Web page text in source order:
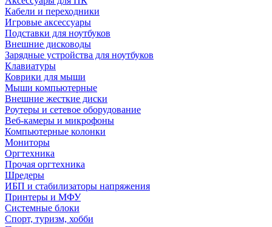
Кабели и переходники
Игровые аксессуары
Подставки для ноутбуков
Внешние дисководы
Зарядные устройства для ноутбуков
Клавиатуры
Коврики для мыши
Мыши компьютерные
Внешние жесткие диски
Роутеры и сетевое оборудование
Веб-камеры и микрофоны
Компьютерные колонки
Мониторы
Оргтехника
Прочая оргтехника
Шредеры
ИБП и стабилизаторы напряжения
Принтеры и МФУ
Системные блоки
Спорт, туризм, хобби